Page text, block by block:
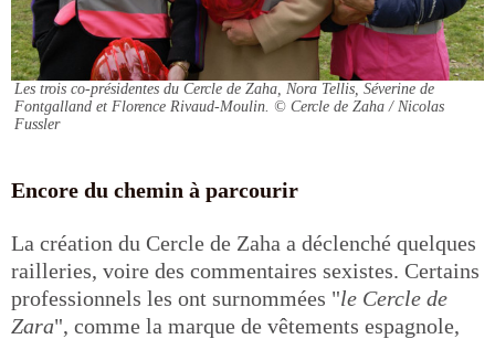
Les trois co-présidentes du Cercle de Zaha, Nora Tellis, Séverine de
Fontgalland et Florence Rivaud-Moulin. © Cercle de Zaha / Nicolas
Fussler
Encore du chemin à parcourir
La création du Cercle de Zaha a déclenché quelques
railleries, voire des commentaires sexistes. Certains
professionnels les ont surnommées "le Cercle de
Zara", comme la marque de vêtements espagnole,